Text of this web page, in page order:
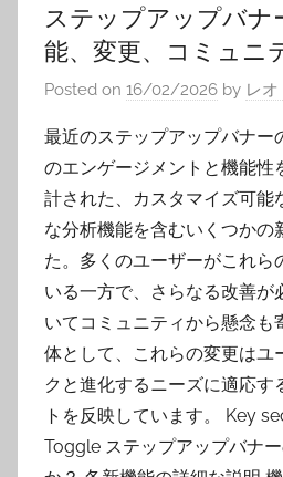
ステップアップバナ
能、変更、コミュニ
Posted on 16/02/2026 by レ
最近のステップアップバナー
のエンゲージメントと機能性
計された、カスタマイズ可能
な分析機能を含むいくつかの
た。多くのユーザーがこれら
いる一方で、さらなる改善が
いてコミュニティから懸念も
体として、これらの変更はユ
クと進化するニーズに適応す
トを反映しています。 Key
Toggle ステップアップバナ